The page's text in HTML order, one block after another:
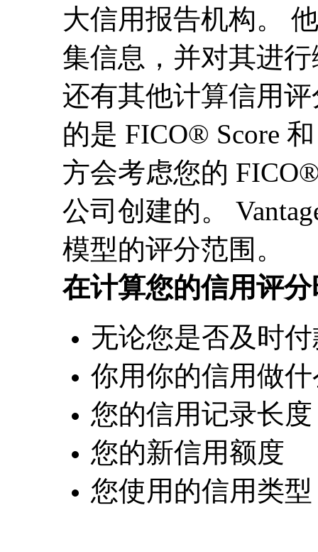
大信用报告机构。
集信息，并对其进
还有其他计算信用
的是 FICO® Score
方会考虑您的
公司创建的。
模型的评分范围。
在计算您的信用评
无论您是否及时
你用你的信用做
您的信用记录长度
您的新信用额度
您使用的信用类型